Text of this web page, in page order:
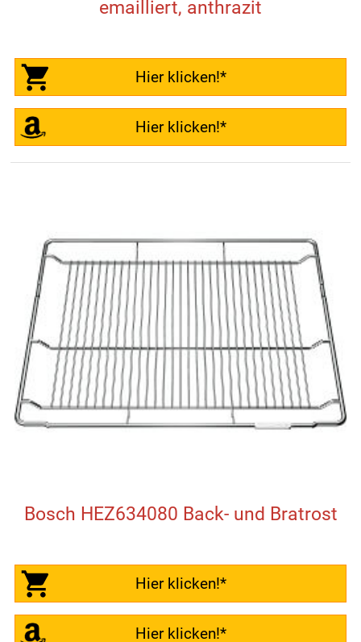
emailliert, anthrazit
Hier klicken!*
Hier klicken!*
Bosch HEZ634080 Back- und Bratrost
Hier klicken!*
Hier klicken!*